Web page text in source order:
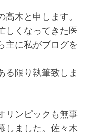
木と申します。
しくなってきた医
主に私がブログを
限り執筆致しま
リンピックも無事
しました。佐々木